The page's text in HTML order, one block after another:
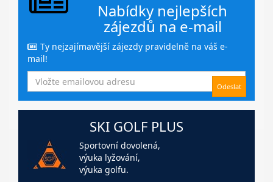
Nabídky nejlepších
zájezdů na e-mail
Ty nejzajímavější zájezdy pravidelně na váš e-
mail!
SKI GOLF PLUS
Sportovní dovolená,
výuka lyžování,
výuka golfu.